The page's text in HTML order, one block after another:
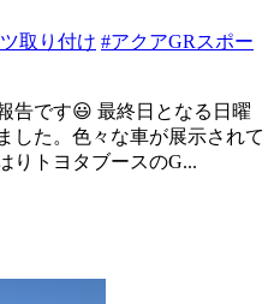
取り付け #アクアGRスポー
告です😃 最終日となる日曜
した。色々な車が展示されて
りトヨタブースのG...